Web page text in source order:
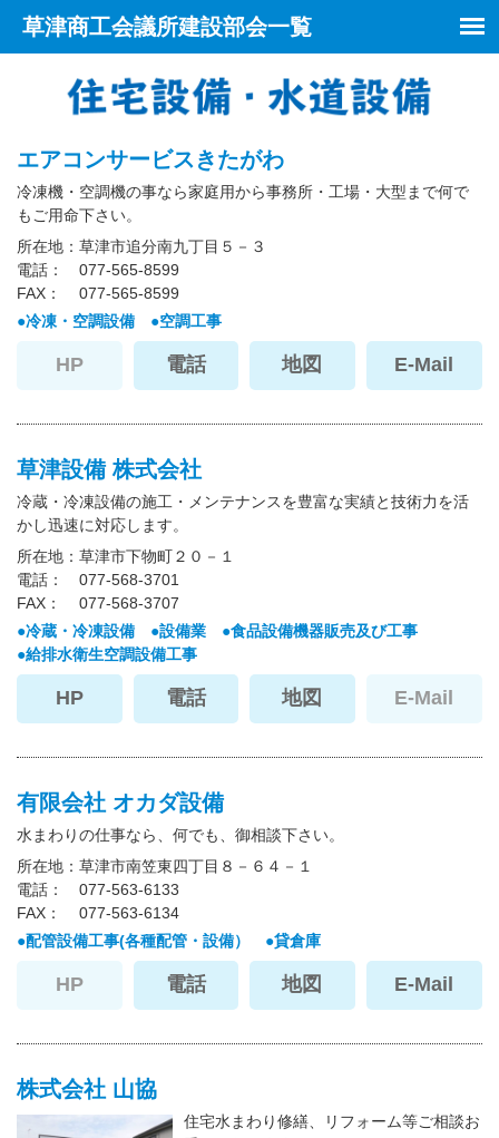
草津商工会議所建設部会一覧
エアコンサービスきたがわ
冷凍機・空調機の事なら家庭用から事務所・工場・大型まで何で
もご用命下さい。
所在地
草津市追分南九丁目５－３
電話
077-565-8599
FAX
077-565-8599
冷凍・空調設備
空調工事
HP 電話 地図 E-Mail
草津設備 株式会社
冷蔵・冷凍設備の施工・メンテナンスを豊富な実績と技術力を活
かし迅速に対応します。
所在地
草津市下物町２０－１
電話
077-568-3701
FAX
077-568-3707
冷蔵・冷凍設備
設備業
食品設備機器販売及び工事
給排水衛生空調設備工事
HP 電話 地図 E-Mail
有限会社 オカダ設備
水まわりの仕事なら、何でも、御相談下さい。
所在地
草津市南笠東四丁目８－６４－１
電話
077-563-6133
FAX
077-563-6134
配管設備工事(各種配管・設備）
貸倉庫
HP 電話 地図 E-Mail
株式会社 山協
住宅水まわり修繕、リフォーム等ご相談お